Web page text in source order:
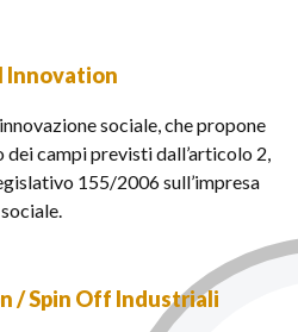
Innovation
sociale, che propone
campi previsti dall’articolo 2,
155/2006sull’impresa
sociale.
/ Spin Off Industriali